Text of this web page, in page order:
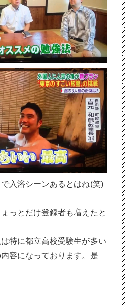
入浴シーンあるとはね(笑)
っとだけ登録者も増えたと
特に都立高校受験生が多い
容になっております。是